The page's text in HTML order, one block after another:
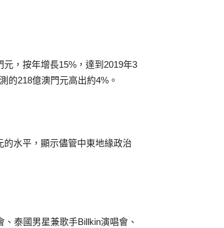
，按年增長15%，達到2019年3
的218億澳門元高出約4%。
水平，顯示儘管中東地緣政治
泰國男星兼歌手Billkin演唱會、